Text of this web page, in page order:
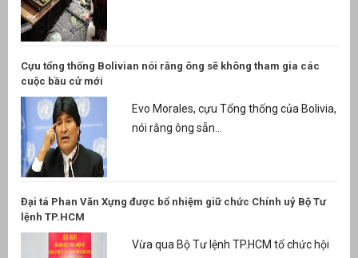
Cựu tổng thống Bolivian nói rằng ông sẽ không tham gia các
cuộc bầu cử mới
Evo Morales, cựu Tổng thống của Bolivia,
nói rằng ông sẵn...
Đại tá Phan Văn Xựng được bổ nhiệm giữ chức Chính uỷ Bộ Tư
lệnh TP.HCM
Vừa qua Bộ Tư lệnh TP.HCM tổ chức hội